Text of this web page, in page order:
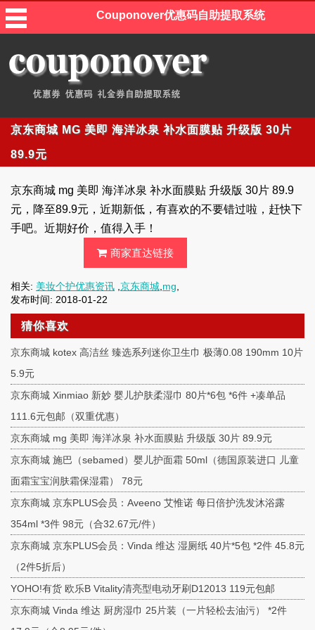
Couponover优惠码自助提取系统
京东商城 MG 美即 海洋冰泉 补水面膜贴 升级版 30片
89.9元
京东商城 mg 美即 海洋冰泉 补水面膜贴 升级版 30片 89.9
元，降至89.9元，近期新低，有喜欢的不要错过啦，赶快下
手吧。近期好价，值得入手！
商家直达链接
相关: 美妆个护优惠资讯 京东商城 mg
发布时间: 2018-01-22
猜你喜欢
京东商城 kotex 高洁丝 臻选系列迷你卫生巾 极薄0.08 190mm 10片
5.9元
京东商城 Xinmiao 新妙 婴儿护肤柔湿巾 80片*6包 *6件 +凑单品
111.6元包邮（双重优惠）
京东商城 mg 美即 海洋冰泉 补水面膜贴 升级版 30片 89.9元
京东商城 施巴（sebamed）婴儿护面霜 50ml（德国原装进口 儿童
面霜宝宝润肤霜保湿霜） 78元
京东商城 京东PLUS会员：Aveeno 艾惟诺 每日倍护洗发沐浴露
354ml *3件 98元（合32.67元/件）
京东商城 京东PLUS会员：Vinda 维达 湿厕纸 40片*5包 *2件 45.8元
（2件5折后）
YOHO!有货 欧乐B Vitality清亮型电动牙刷D12013 119元包邮
京东商城 Vinda 维达 厨房湿巾 25片装（一片轻松去油污） *2件